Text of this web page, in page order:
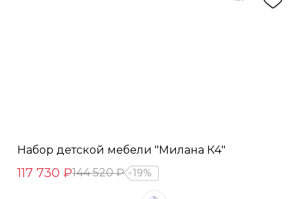
Набор детской мебели "Милана К4"
117 730 ₽144 520 ₽ 19%